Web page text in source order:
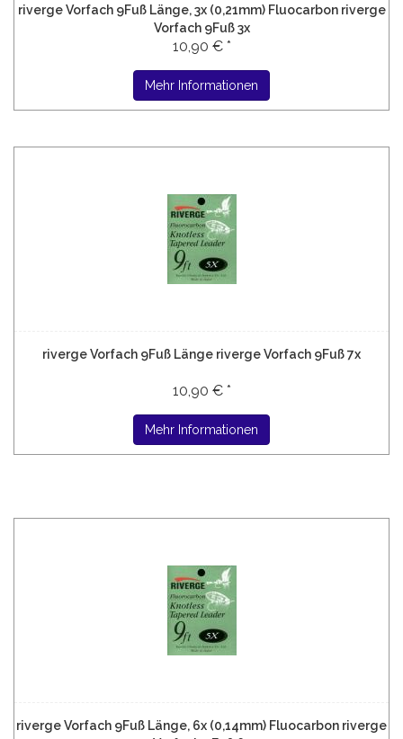
riverge Vorfach 9Fuß Länge, 3x (0,21mm) Fluocarbon riverge
Vorfach 9Fuß 3x
10,90 € *
Mehr Informationen
riverge Vorfach 9Fuß Länge riverge Vorfach 9Fuß 7x
10,90 € *
Mehr Informationen
riverge Vorfach 9Fuß Länge, 6x (0,14mm) Fluocarbon riverge